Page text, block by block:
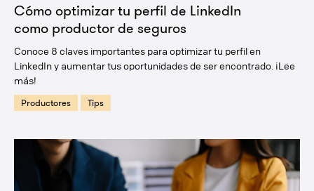
Cómo optimizar tu perfil de LinkedIn
como productor de seguros
Conoce 8 claves importantes para optimizar tu perfil en
LinkedIn y aumentar tus oportunidades de ser encontrado. ¡Lee
más!
Productores Tips